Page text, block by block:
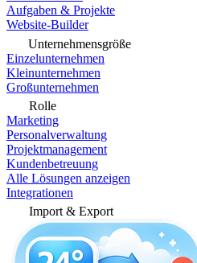
Aufgaben & Projekte
Website-Builder
Unternehmensgröße
Einzelunternehmen
Kleinunternehmen
Großunternehmen
Rolle
Marketing
Personalverwaltung
Projektmanagement
Kundenbetreuung
Alle Lösungen anzeigen
Integrationen
Import & Export